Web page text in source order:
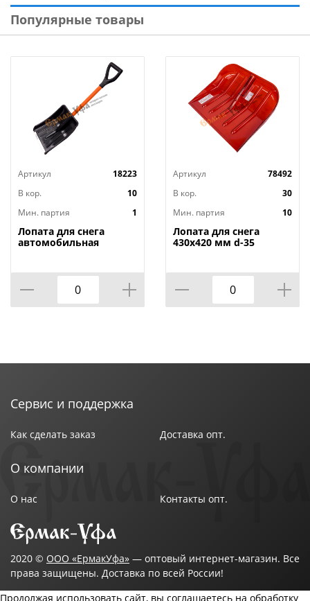
Серия: Эконом
Популярные товары
Артикул
18223
В кор.
10
Мин. партия
1
Лопата для снега
автомобильная
черенок. в
морозстойкой.
облетке V-ручка Цикл,
требуется сборка, 1/7
Артикул
78492
В кор.
30
Мин. партия
10
Лопата для снега
430х420 мм d-35
БЬЕТСЯ, 10/10
Сервис и поддержка
Как сделать заказ Доставка опт.
О компании
О нас Контакты опт.
2020 © ООО «ЕрмакУфа» — оптовый интернет-магазин. Все
права защищены. Доставка по всей России!
Продолжая использовать сайт, вы соглашаетесь на обработку